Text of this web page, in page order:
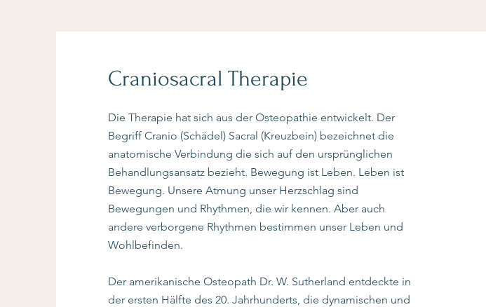
Craniosacral Therapie
Die Therapie hat sich aus der Osteopathie entwickelt. Der
Begriff Cranio (Schädel) Sacral (Kreuzbein) bezeichnet die
anatomische Verbindung die sich auf den ursprünglichen
Behandlungsansatz bezieht. Bewegung ist Leben. Leben ist
Bewegung. Unsere Atmung unser Herzschlag sind
Bewegungen und Rhythmen, die wir kennen. Aber auch
andere verborgene Rhythmen bestimmen unser Leben und
Wohlbefinden.
Der amerikanische Osteopath Dr. W. Sutherland entdeckte in
der ersten Hälfte des 20. Jahrhunderts, die dynamischen und